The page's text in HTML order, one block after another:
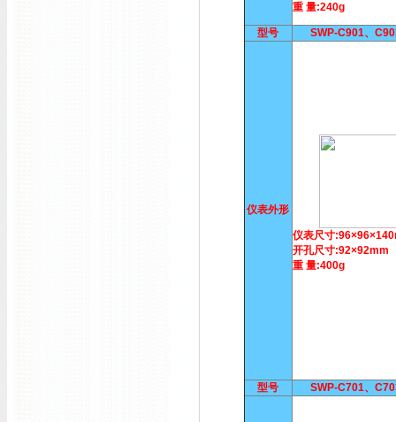
重 量:240g
型号 SWP-C901、
仪表外形
仪表尺寸
开孔尺寸:92×92mm
重 量:400g
型号 SWP-C701、